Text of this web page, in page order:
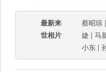
最新来
世相片
蔡昭琼
婕 | 马
小东 |